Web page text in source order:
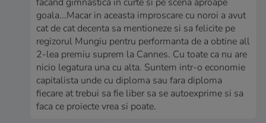
goala...Macar in aceasta improscare cu noroi a avut
cat de cat decenta sa mentioneze si sa felicite pe
regizorul Mungiu pentru performanta de a obtine all
2-lea premiu suprem la Cannes. Cu toate ca nu are
nicio legatura una cu alta. Suntem intr-o economie
capitalista unde cu diploma sau fara diploma
fiecare at trebui sa fie liber sa se autoexprime si sa
faca ce proiecte vrea si poate.